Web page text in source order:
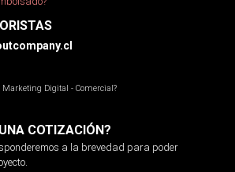
Digital - Comercial?
COTIZACIÓN?
a la brevedad para poder